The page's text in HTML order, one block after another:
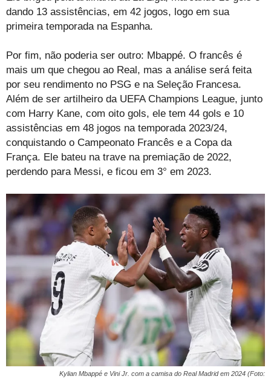
dando 13 assistências, em 42 jogos, logo em sua
primeira temporada na Espanha.
Por fim, não poderia ser outro: Mbappé. O francês é
mais um que chegou ao Real, mas a análise será feita
por seu rendimento no PSG e na Seleção Francesa.
Além de ser artilheiro da UEFA Champions League, junto
com Harry Kane, com oito gols, ele tem 44 gols e 10
assistências em 48 jogos na temporada 2023/24,
conquistando o Campeonato Francês e a Copa da
França. Ele bateu na trave na premiação de 2022,
perdendo para Messi, e ficou em 3° em 2023.
Kylian Mbappé e Vini Jr. com a camisa do Real Madrid em 2024 (Foto: